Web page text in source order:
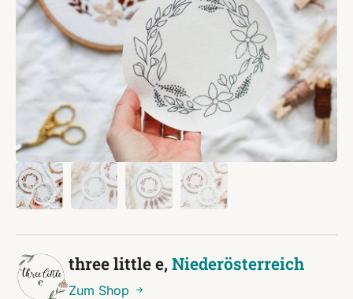
three little e, Niederösterreich
Zum Shop